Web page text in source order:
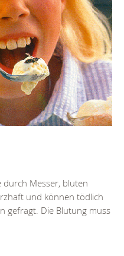
durch Messer, bluten
und können tödlich
gefragt. Die Blutung muss